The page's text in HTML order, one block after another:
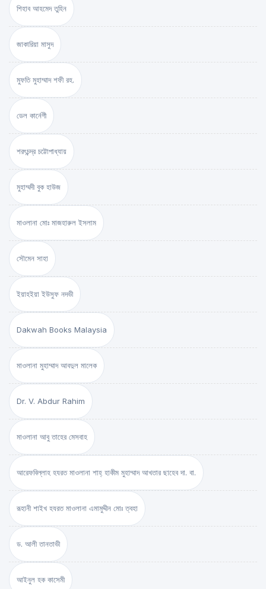
শিহাব আহমেদ তুহিন
জাকারিয়া মাসুদ
মুফতি মুহাম্মাদ শফী রহ.
ডেল কার্নেগী
শরৎচন্দ্র চট্টোপাধ্যায়
মুহাম্মদী বুক হাউজ
মাওলানা মোঃ মাজহারুল ইসলাম
সৌমেন সাহা
ইয়াহইয়া ইউসুফ নদভী
Dakwah Books Malaysia
মাওলানা মুহাম্মাদ আবদুল মালেক
Dr. V. Abdur Rahim
মাওলানা আবু তাহের মেসবাহ
আরেফবিল্লাহ হযরত মাওলানা শাহ্ হাকীম মুহাম্মাদ আখতার ছাহেব দা. বা.
রূহানী শাইখ হযরত মাওলানা এমামুদ্দীন মোঃ ত্বহা
ড. আলী তানতাভী
আইনুল হক কাসেমী